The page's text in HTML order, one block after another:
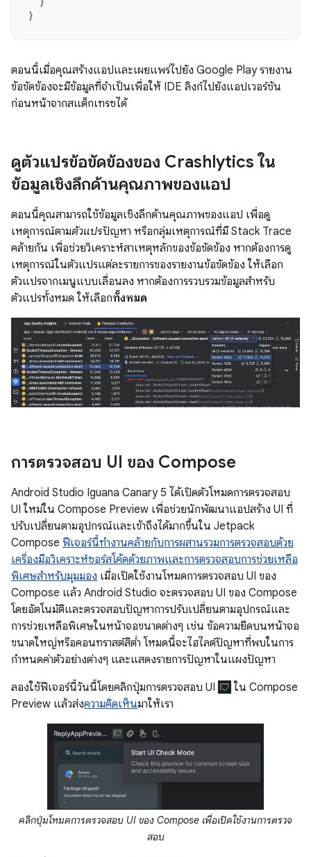
}
ตอนนี้เมื่อคุณสร้างแอปและเผยแพร่ไปยัง Google Play รายงาน
ข้อขัดข้องจะมีข้อมูลที่จำเป็นเพื่อให้ IDE ลิงก์ไปยังแอปเวอร์ชัน
ก่อนหน้าจากสแต็กเทรซได้
ดูตัวแปรข้อขัดข้องของ Crashlytics ใน
ข้อมูลเชิงลึกด้านคุณภาพของแอป
ตอนนี้คุณสามารถใช้ข้อมูลเชิงลึกด้านคุณภาพของแอป เพื่อดู
เหตุการณ์ตามตัวแปรปัญหา หรือกลุ่มเหตุการณ์ที่มี Stack Trace
คล้ายกัน เพื่อช่วยวิเคราะห์สาเหตุหลักของข้อขัดข้อง หากต้องการดู
เหตุการณ์ในตัวแปรแต่ละรายการของรายงานข้อขัดข้อง ให้เลือก
ตัวแปรจากเมนูแบบเลื่อนลง หากต้องการรวบรวมข้อมูลสำหรับ
ตัวแปรทั้งหมด ให้เลือกทั้งหมด
การตรวจสอบ UI ของ Compose
Android Studio Iguana Canary 5 ได้เปิดตัวโหมดการตรวจสอบ
UI ใหม่ใน Compose Preview เพื่อช่วยนักพัฒนาแอปสร้าง UI ที่
ปรับเปลี่ยนตามอุปกรณ์และเข้าถึงได้มากขึ้นใน Jetpack
Compose ฟีเจอร์นี้ทำงานคล้ายกับการผสานรวมการตรวจสอบด้วย
เครื่องมือวิเคราะห์ซอร์สโค้ดด้วยภาพและการตรวจสอบการช่วยเหลือ
พิเศษสำหรับมุมมอง เมื่อเปิดใช้งานโหมดการตรวจสอบ UI ของ
Compose แล้ว Android Studio จะตรวจสอบ UI ของ Compose
โดยอัตโนมัติและตรวจสอบปัญหาการปรับเปลี่ยนตามอุปกรณ์และ
การช่วยเหลือพิเศษในหน้าจอขนาดต่างๆ เช่น ข้อความยืดบนหน้าจอ
ขนาดใหญ่หรือคอนทราสต์สีต่ำ โหมดนี้จะไฮไลต์ปัญหาที่พบในการ
กำหนดค่าตัวอย่างต่างๆ และแสดงรายการปัญหาในแผงปัญหา
ลองใช้ฟีเจอร์นี้วันนี้โดยคลิกปุ่มการตรวจสอบ UI
ใน Compose
Preview แล้วส่งความคิดเห็นมาให้เรา
คลิกปุ่มโหมดการตรวจสอบ UI ของ Compose เพื่อเปิดใช้งานการตรวจ
สอบ